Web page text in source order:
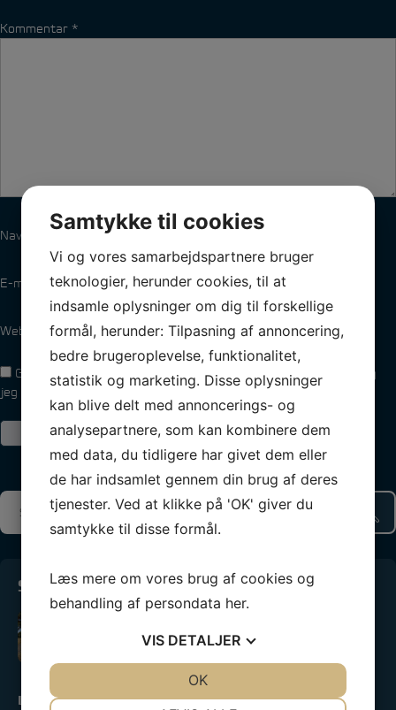
Kommentar *
Navn
E-mail
Websted
Gem mit navn, mail og websted i denne browser til næste gang
jeg kommenterer.
Seneste 3 indlæg
3. august 2026
hjemvendt fra Nordic Youth…
LÆS MERE »
Samtykke til cookies
Vi og vores samarbejdspartnere bruger
teknologier, herunder cookies, til at
indsamle oplysninger om dig til forskellige
formål, herunder: Tilpasning af annoncering,
bedre brugeroplevelse, funktionalitet,
statistik og marketing. Disse oplysninger
kan blive delt med annoncerings- og
analysepartnere, som kan kombinere dem
med data, du tidligere har givet dem eller
de har indsamlet gennem din brug af deres
tjenester. Ved at klikke på 'OK' giver du
samtykke til disse formål.
Læs mere om vores brug af cookies og
behandling af persondata her.
VIS DETALJER
OK